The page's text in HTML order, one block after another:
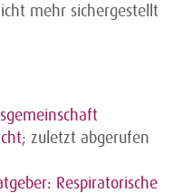
mehr sichergestellt
; zuletzt abgerufen
Respiratorische